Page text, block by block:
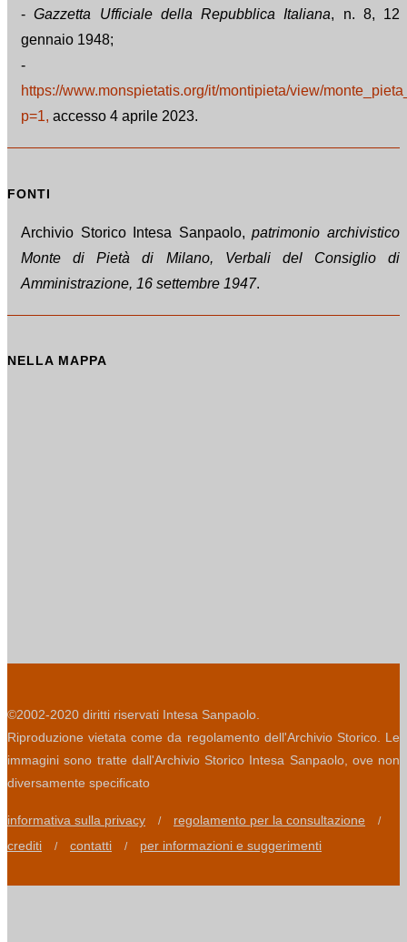
-Gazzetta Ufficiale della Repubblica Italiana, n. 8, 12
gennaio 1948;
-
https://www.monspietatis.org/it/montipieta/view/
p=1, accesso 4 aprile 2023.
FONTI
Archivio Storico Intesa Sanpaolo,patrimonio archivistico
Monte di Pietà di Milano, Verbali del Consiglio di
Amministrazione, 16 settembre 1947.
NELLA MAPPA
©2002-2020 diritti riservati Intesa Sanpaolo.
Riproduzione vietata come da regolamento dell'Archivio Storico. Le
immagini sono tratte dall'Archivio Storico Intesa Sanpaolo, ove non
diversamente specificato
informativa sulla privacy / regolamento per la consultazione /
crediti / contatti / per informazioni e suggerimenti